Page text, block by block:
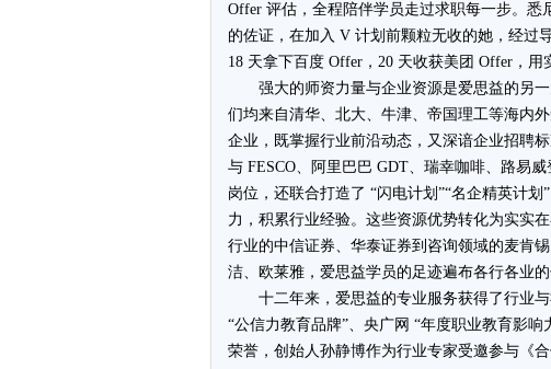
Offer 评估，全程陪伴学员走过求职每一步。
的佐证，在加入 V 计划前颗粒无收的她，经过
18 天拿下百度 Offer，20 天收获美团 Offer，用
强大的师资力量与企业资源是爱思益的另
们均来自清华、北大、牛津、帝国理工等海内
企业，既掌握行业前沿动态，又深谙企业招聘
与 FESCO、阿里巴巴 GDT、瑞幸咖啡、路易
岗位，还联合打造了 “闪电计划”“名企精英计
力，积累行业经验。这些资源优势转化为实实
行业的中信证券、华泰证券到咨询领域的麦肯
洁、欧莱雅，爱思益学员的足迹遍布各行各业的
十二年来，爱思益的专业服务获得了行业
“公信力教育品牌”、央广网 “年度职业教育影
荣誉，创始人孙静博作为行业专家受邀参与《